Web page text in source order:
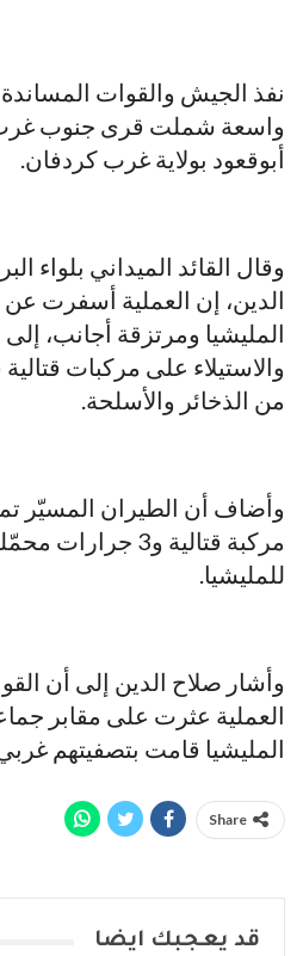
نفذ الجيش والقوات
واسعة شملت قرى جنوب
أبوقعود بولاية غرب كردفان.
وقال القائد الميداني بلواء
والاستيلاء على مركبات
من الذخائر والأسلحة.
مركبة قتالية و3
للمليشيا.
وأشار صلاح الدين إلى أن
العملية عثرت على مقابر
المليشيا قامت بتصفيتهم غربي
Share
قد يعجبك ايضا